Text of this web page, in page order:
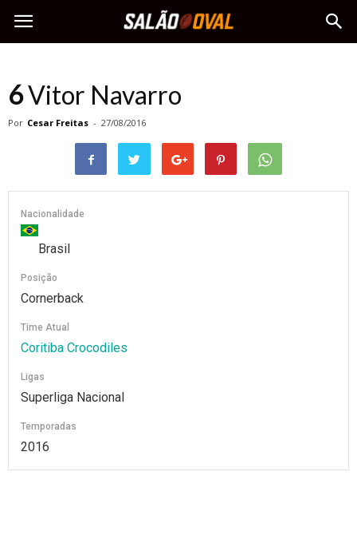
6Vitor Navarro
Por Cesar Freitas - 27/08/2016
Nacionalidade
Brasil
Posição
Cornerback
Time Atual
Coritiba Crocodiles
Ligas
Superliga Nacional
Temporadas
2016